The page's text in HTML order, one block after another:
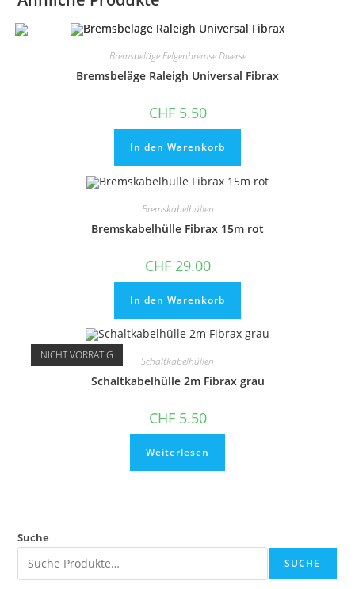
Bremsbeläge Felgenbremse Diverse
Bremsbeläge Raleigh Universal Fibrax
CHF5.50
In den Warenkorb
Bremskabelhüllen
Bremskabelhülle Fibrax 15m rot
CHF29.00
In den Warenkorb
NICHT VORRÄTIG Schaltkabelhüllen
Schaltkabelhülle 2m Fibrax grau
CHF5.50
Weiterlesen
Suche
SUCHE